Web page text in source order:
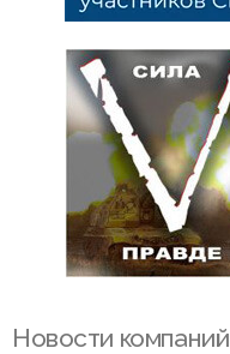
Новости компаний